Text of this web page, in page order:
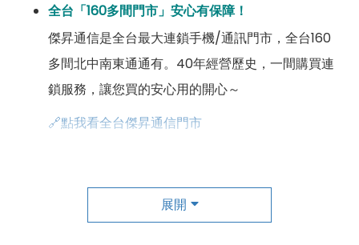
全台「160多間門市」安心有保障！
傑昇通信是全台最大連鎖手機/通訊門市，全台160
多間北中南東通通有。40年經營歷史，一間購買連
鎖服務，讓您買的安心用的開心～
🔗點我看全台傑昇通信門市
傑昇尊榮會員除了可以「消費集點兌換商品」，每半
年還有「200元配件購物金」，每年再送「VIP生日
展開